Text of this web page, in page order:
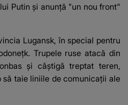
Putin și anunță "un nou front"
Lugansk, în special pentru
Trupele ruse atacă din
şi câştigă treptat teren,
taie liniile de comunicaţii ale